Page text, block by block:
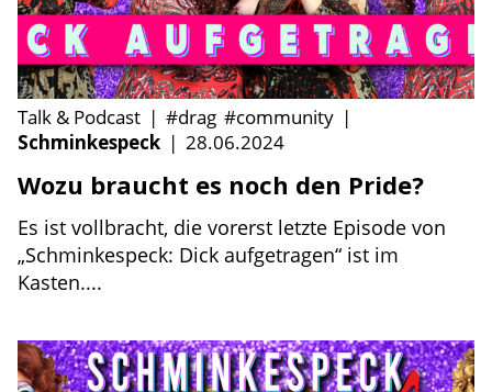
Talk & Podcast | #drag #community |
Schminkespeck | 28.06.2024
Wozu braucht es noch den Pride?
Es ist vollbracht, die vorerst letzte Episode von
„Schminkespeck: Dick aufgetragen“ ist im
Kasten....